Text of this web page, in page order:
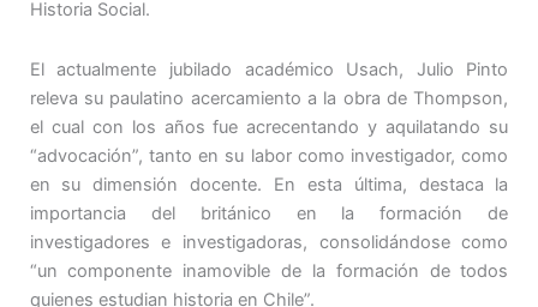
Historia Social.
El actualmente jubilado académico Usach, Julio Pinto
releva su paulatino acercamiento a la obra de Thompson,
el cual con los años fue acrecentando y aquilatando su
“advocación”, tanto en su labor como investigador, como
en su dimensión docente. En esta última, destaca la
importancia del británico en la formación de
investigadores e investigadoras, consolidándose como
“un componente inamovible de la formación de todos
quienes estudian historia en Chile”.